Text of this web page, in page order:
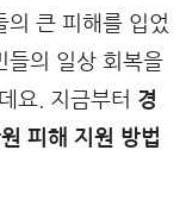
의 큰 피해를 입었
들의 일상 회복을
요. 지금부터 경
피해 지원 방법